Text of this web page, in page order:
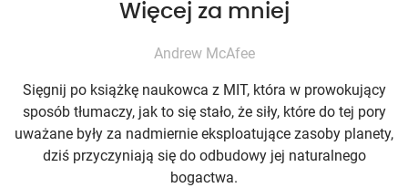
Więcej za mniej
Andrew McAfee
Sięgnij po książkę naukowca z MIT, która w prowokujący
sposób tłumaczy, jak to się stało, że siły, które do tej pory
uważane były za nadmiernie eksploatujące zasoby planety,
dziś przyczyniają się do odbudowy jej naturalnego
bogactwa.